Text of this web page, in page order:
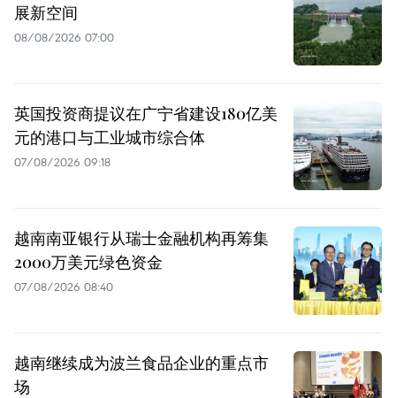
展新空间
08/08/2026 07:00
英国投资商提议在广宁省建设180亿美
元的港口与工业城市综合体
07/08/2026 09:18
越南南亚银行从瑞士金融机构再筹集
2000万美元绿色资金
07/08/2026 08:40
越南继续成为波兰食品企业的重点市
场